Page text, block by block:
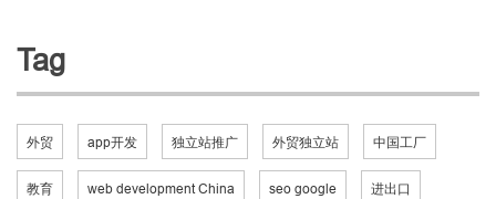
Tag
外贸 app开发 独立站推广 外贸独立站 中国工厂
教育 web development China seo google 进出口